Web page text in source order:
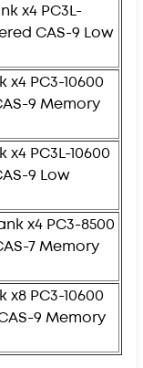
x4 PC3L-
CAS-9 Low
x4 PC3-10600
9 Memory
x4 PC3L-10600
9 Low
x4 PC3-8500
7 Memory
x8 PC3-10600
9 Memory